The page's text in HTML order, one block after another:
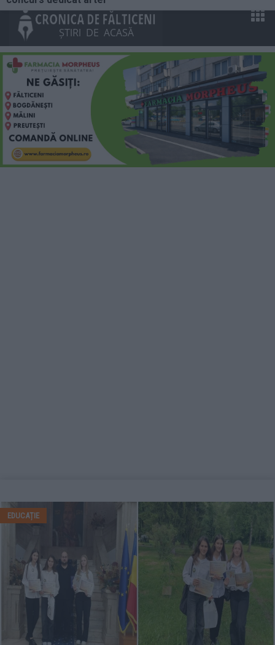
EDUCAȚIE